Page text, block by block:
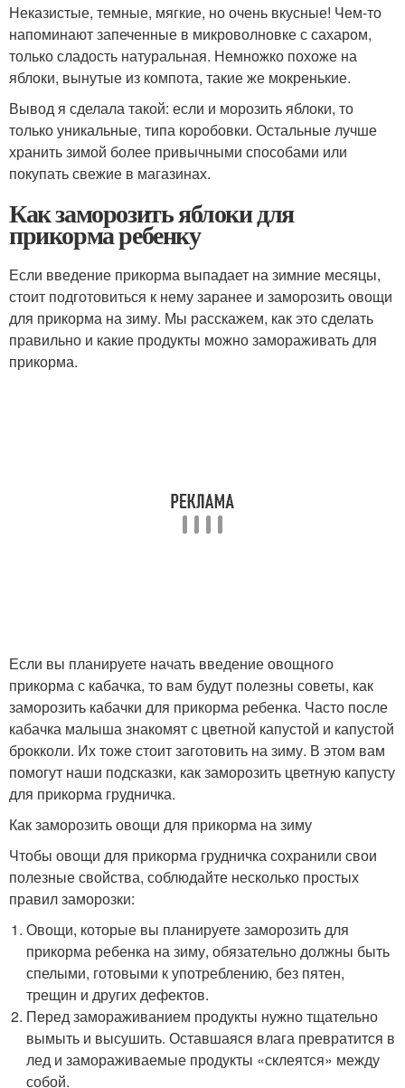
Неказистые, темные, мягкие, но очень вкусные! Чем-то
напоминают запеченные в микроволновке с сахаром,
только сладость натуральная. Немножко похоже на
яблоки, вынутые из компота, такие же мокренькие.
Вывод я сделала такой: если и морозить яблоки, то
только уникальные, типа коробовки. Остальные лучше
хранить зимой более привычными способами или
покупать свежие в магазинах.
Как заморозить яблоки для
прикорма ребенку
Если введение прикорма выпадает на зимние месяцы,
стоит подготовиться к нему заранее и заморозить овощи
для прикорма на зиму. Мы расскажем, как это сделать
правильно и какие продукты можно замораживать для
прикорма.
Если вы планируете начать введение овощного
прикорма с кабачка, то вам будут полезны советы, как
заморозить кабачки для прикорма ребенка. Часто после
кабачка малыша знакомят с цветной капустой и капустой
брокколи. Их тоже стоит заготовить на зиму. В этом вам
помогут наши подсказки, как заморозить цветную капусту
для прикорма грудничка.
Как заморозить овощи для прикорма на зиму
Чтобы овощи для прикорма грудничка сохранили свои
полезные свойства, соблюдайте несколько простых
правил заморозки:
Овощи, которые вы планируете заморозить для
прикорма ребенка на зиму, обязательно должны быть
спелыми, готовыми к употреблению, без пятен,
трещин и других дефектов.
Перед замораживанием продукты нужно тщательно
вымыть и высушить. Оставшаяся влага превратится в
лед и замораживаемые продукты «склеятся» между
собой.